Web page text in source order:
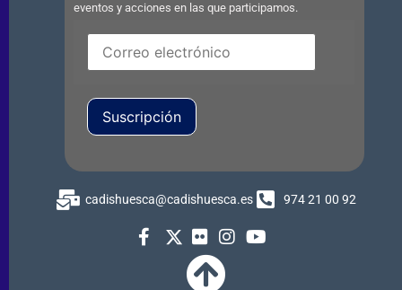
eventos y acciones en las que participamos.
Suscripción
cadishuesca@cadishuesca.es 974 21 00 92